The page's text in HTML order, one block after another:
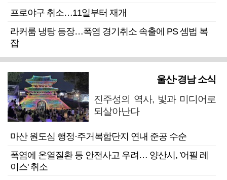
프로야구 취소…11일부터 재개
라커룸 냉탕 등장…폭염 경기취소 속출에 PS 셈법 복
잡
울산·경남 소식
진주성의 역사, 빛과 미디어로
되살아난다
마산 원도심 행정·주거복합단지 연내 준공 수순
폭염에 온열질환 등 안전사고 우려… 양산시, '어필 레
이스' 취소